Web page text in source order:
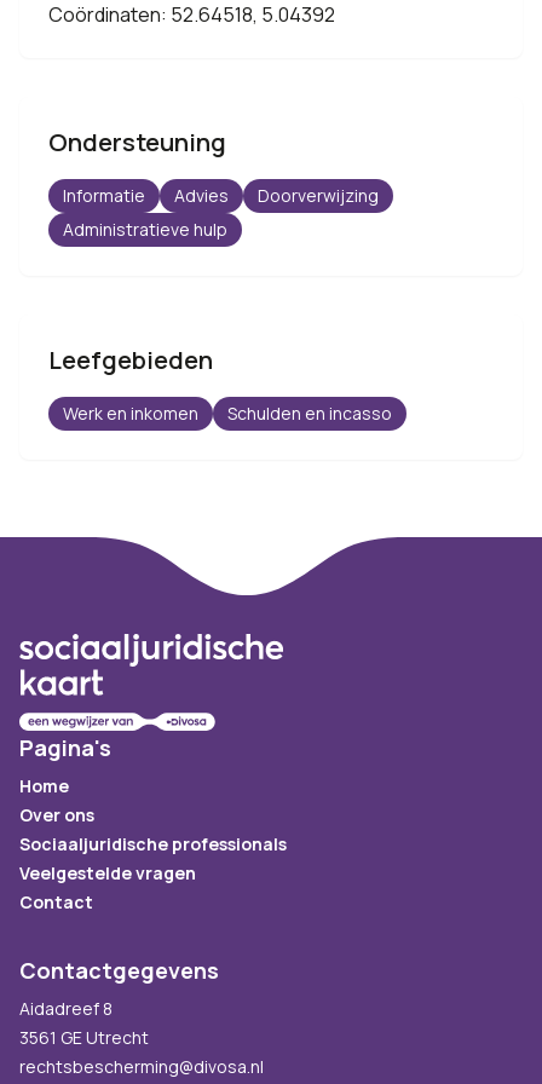
Coördinaten: 52.64518, 5.04392
Ondersteuning
Informatie Advies
Doorverwijzing
Administratieve hulp
Leefgebieden
Werk en inkomen Schulden en incasso
Pagina's
Home
Over ons
Sociaaljuridische professionals
Veelgestelde vragen
Contact
Contactgegevens
Aidadreef 8
3561 GE Utrecht
rechtsbescherming@divosa.nl